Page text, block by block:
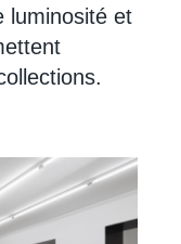
luminosité et